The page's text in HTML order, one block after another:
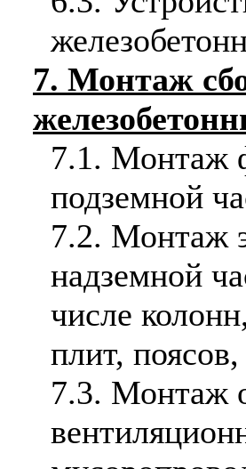
7. Монтаж
7.1. Монтаж
подземной
7.2. Монтаж
надземной
числе
плит,
7.3. Монтаж